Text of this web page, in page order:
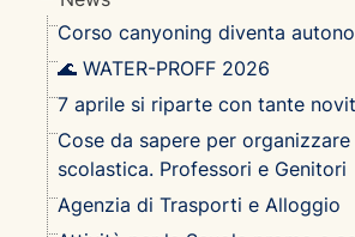
Corso canyoning diventa
🌊 WATER-PROFF 2026
7 aprile si riparte con tante
Cose da sapere per organizzare
scolastica. Professori e Genitori
Agenzia di Trasporti e Alloggio